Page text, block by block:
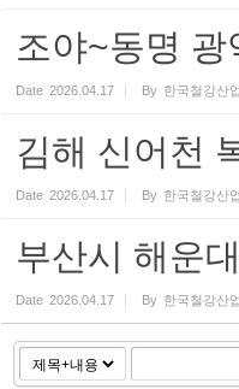
조야~동명
Date 2026.04.17 By 한국철강산
김해 신어천
Date 2026.04.17 By 한국철강산
부산시 해운
Date 2026.04.17 By 한국철강산